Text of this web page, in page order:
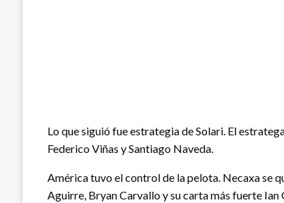
Lo que siguió fue estrategia de Solari. El
Federico Viñas y Santiago Naveda.
América tuvo el control de la pelota. Necaxa se
Aguirre, Bryan Carvallo y su carta más fuerte